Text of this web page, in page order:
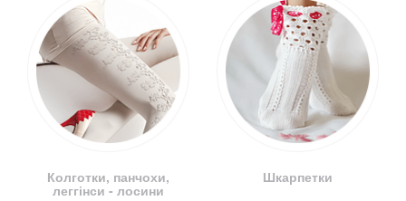
Колготки, панчохи,
леггінси - лосини
Шкарпетки